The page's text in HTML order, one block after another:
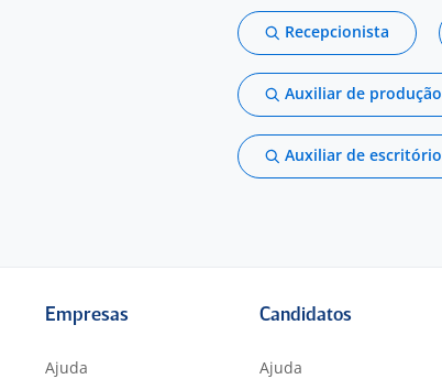
Recepcionista
Auxiliar de produção
Auxiliar de escritório
Empresas
Ajuda
Candidatos
Ajuda